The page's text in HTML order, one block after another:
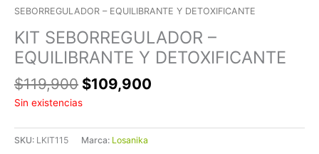
SEBORREGULADOR – EQUILIBRANTE Y DETOXIFICANTE
KIT SEBORREGULADOR –
EQUILIBRANTE Y DETOXIFICANTE
$119,900 $109,900
Sin existencias
SKU: LKIT115 Marca: Losanika